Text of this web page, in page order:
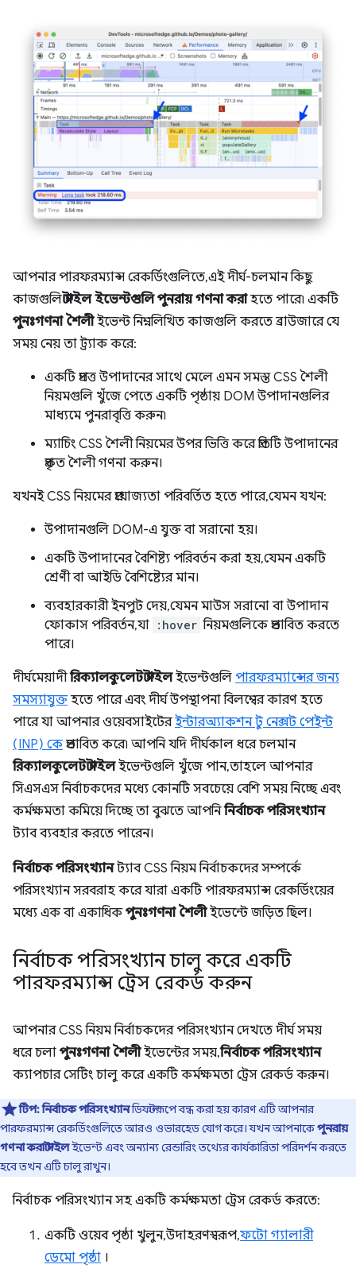
আপনার পারফরম্যান্স রেকর্ডিংগুলিতে, এই দীর্ঘ-চলমান কিছু
কাজগুলিস্টাইল ইভেন্টগুলি পুনরায় গণনা করাহতে পারে৷ একটি
পুনঃগণনা শৈলীইভেন্ট নিম্নলিখিত কাজগুলি করতে ব্রাউজারে যে
সময় নেয় তা ট্র্যাক করে:
একটি প্রদত্ত উপাদানের সাথে মেলে এমন সমস্ত CSS শৈলী
নিয়মগুলি খুঁজে পেতে একটি পৃষ্ঠায় DOM উপাদানগুলির
মাধ্যমে পুনরাবৃত্তি করুন৷
ম্যাচিং CSS শৈলী নিয়মের উপর ভিত্তি করে প্রতিটি উপাদানের
প্রকৃত শৈলী গণনা করুন।
যখনই CSS নিয়মের প্রযোজ্যতা পরিবর্তিত হতে পারে, যেমন যখন:
উপাদানগুলি DOM-এ যুক্ত বা সরানো হয়।
একটি উপাদানের বৈশিষ্ট্য পরিবর্তন করা হয়, যেমন একটি
শ্রেণী বা আইডি বৈশিষ্ট্যের মান।
ব্যবহারকারী ইনপুট দেয়, যেমন মাউস সরানো বা উপাদান
ফোকাস পরিবর্তন, যা :hover নিয়মগুলিকে প্রভাবিত করতে
পারে।
দীর্ঘমেয়াদীরিক্যালকুলেট স্টাইলইভেন্টগুলি পারফরম্যান্সের জন্য
সমস্যাযুক্তহতে পারে এবং দীর্ঘ উপস্থাপনা বিলম্বের কারণ হতে
পারে যা আপনার ওয়েবসাইটেরইন্টারঅ্যাকশন টু নেক্সট পেইন্ট
(INP) কেপ্রভাবিত করে৷ আপনি যদি দীর্ঘকাল ধরে চলমান
রিক্যালকুলেট স্টাইলইভেন্টগুলি খুঁজে পান, তাহলে আপনার
সিএসএস নির্বাচকদের মধ্যে কোনটি সবচেয়ে বেশি সময় নিচ্ছে এবং
কর্মক্ষমতা কমিয়ে দিচ্ছে তা বুঝতে আপনিনির্বাচক পরিসংখ্যান
ট্যাব ব্যবহার করতে পারেন।
নির্বাচক পরিসংখ্যানট্যাব CSS নিয়ম নির্বাচকদের সম্পর্কে
পরিসংখ্যান সরবরাহ করে যারা একটি পারফরম্যান্স রেকর্ডিংয়ের
মধ্যে এক বা একাধিকপুনঃগণনা শৈলীইভেন্টে জড়িত ছিল।
নির্বাচক পরিসংখ্যান চালু করে একটি
পারফরম্যান্স ট্রেস রেকর্ড করুন
আপনার CSS নিয়ম নির্বাচকদের পরিসংখ্যান দেখতে দীর্ঘ সময়
ধরে চলা পুনঃগণনা শৈলীইভেন্টের সময়,নির্বাচক পরিসংখ্যান
ক্যাপচার সেটিং চালু করে একটি কর্মক্ষমতা ট্রেস রেকর্ড করুন।
টিপ:নির্বাচক পরিসংখ্যানডিফল্টরূপে বন্ধ করা হয় কারণ এটি আপনার
পারফরম্যান্স রেকর্ডিংগুলিতে আরও ওভারহেড যোগ করে। যখন আপনাকেপুনরায়
গণনা করা স্টাইলইভেন্ট এবং অন্যান্য রেন্ডারিং তথ্যের কার্যকারিতা পরিদর্শন করতে
হবে তখন এটি চালু রাখুন।
নির্বাচক পরিসংখ্যান সহ একটি কর্মক্ষমতা ট্রেস রেকর্ড করতে:
একটি ওয়েব পৃষ্ঠা খুলুন, উদাহরণস্বরূপ,ফটো গ্যালারী
ডেমো পৃষ্ঠা ।